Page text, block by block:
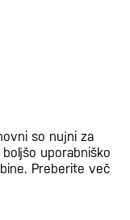
so nujni za
uporabniško
Preberite več